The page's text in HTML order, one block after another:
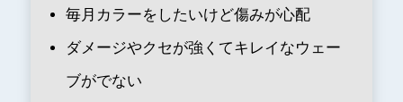
毎月カラーをしたいけど傷みが心配
ダメージやクセが強くてキレイなウェー
ブがでない